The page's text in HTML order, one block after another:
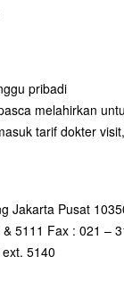
pribadi
melahirkan
tarif dokter
Jakarta Pusat
5111 Fax : 021 –
5140